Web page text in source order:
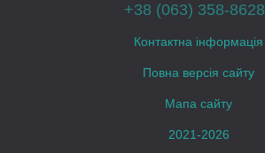
+38 (063) 358-8628
Контактна інформація
Повна версія сайту
Мапа сайту
2021-2026